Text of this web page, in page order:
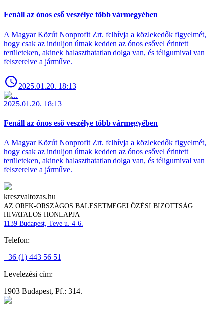
Fenáll az ónos eső veszélye több vármegyében
A Magyar Közút Nonprofit Zrt. felhívja a közlekedők figyelmét,
hogy csak az induljon útnak kedden az ónos esővel érintett
területeken, akinek halaszthatatlan dolga van, és téligumival van
felszerelve a járműve.
2025.01.20. 18:13
2025.01.20. 18:13
Fenáll az ónos eső veszélye több vármegyében
A Magyar Közút Nonprofit Zrt. felhívja a közlekedők figyelmét,
hogy csak az induljon útnak kedden az ónos esővel érintett
területeken, akinek halaszthatatlan dolga van, és téligumival van
felszerelve a járműve.
kreszvaltozas.hu
AZ ORFK-ORSZÁGOS BALESETMEGELŐZÉSI BIZOTTSÁG
HIVATALOS HONLAPJA
1139 Budapest, Teve u. 4-6.
Telefon:
+36 (1) 443 56 51
Levelezési cím:
1903 Budapest, Pf.: 314.